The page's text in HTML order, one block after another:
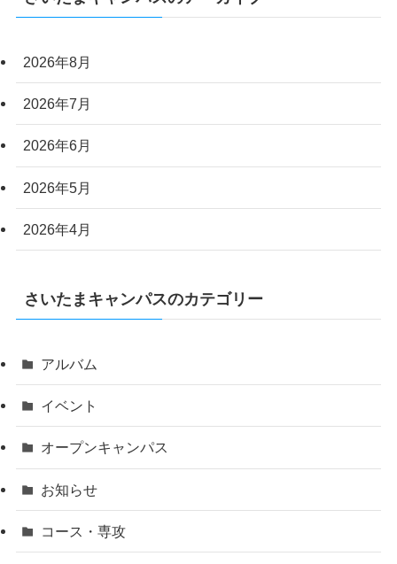
2026年8月
2026年7月
2026年6月
2026年5月
2026年4月
さいたまキャンパスのカテゴリー
アルバム
イベント
オープンキャンパス
お知らせ
コース・専攻